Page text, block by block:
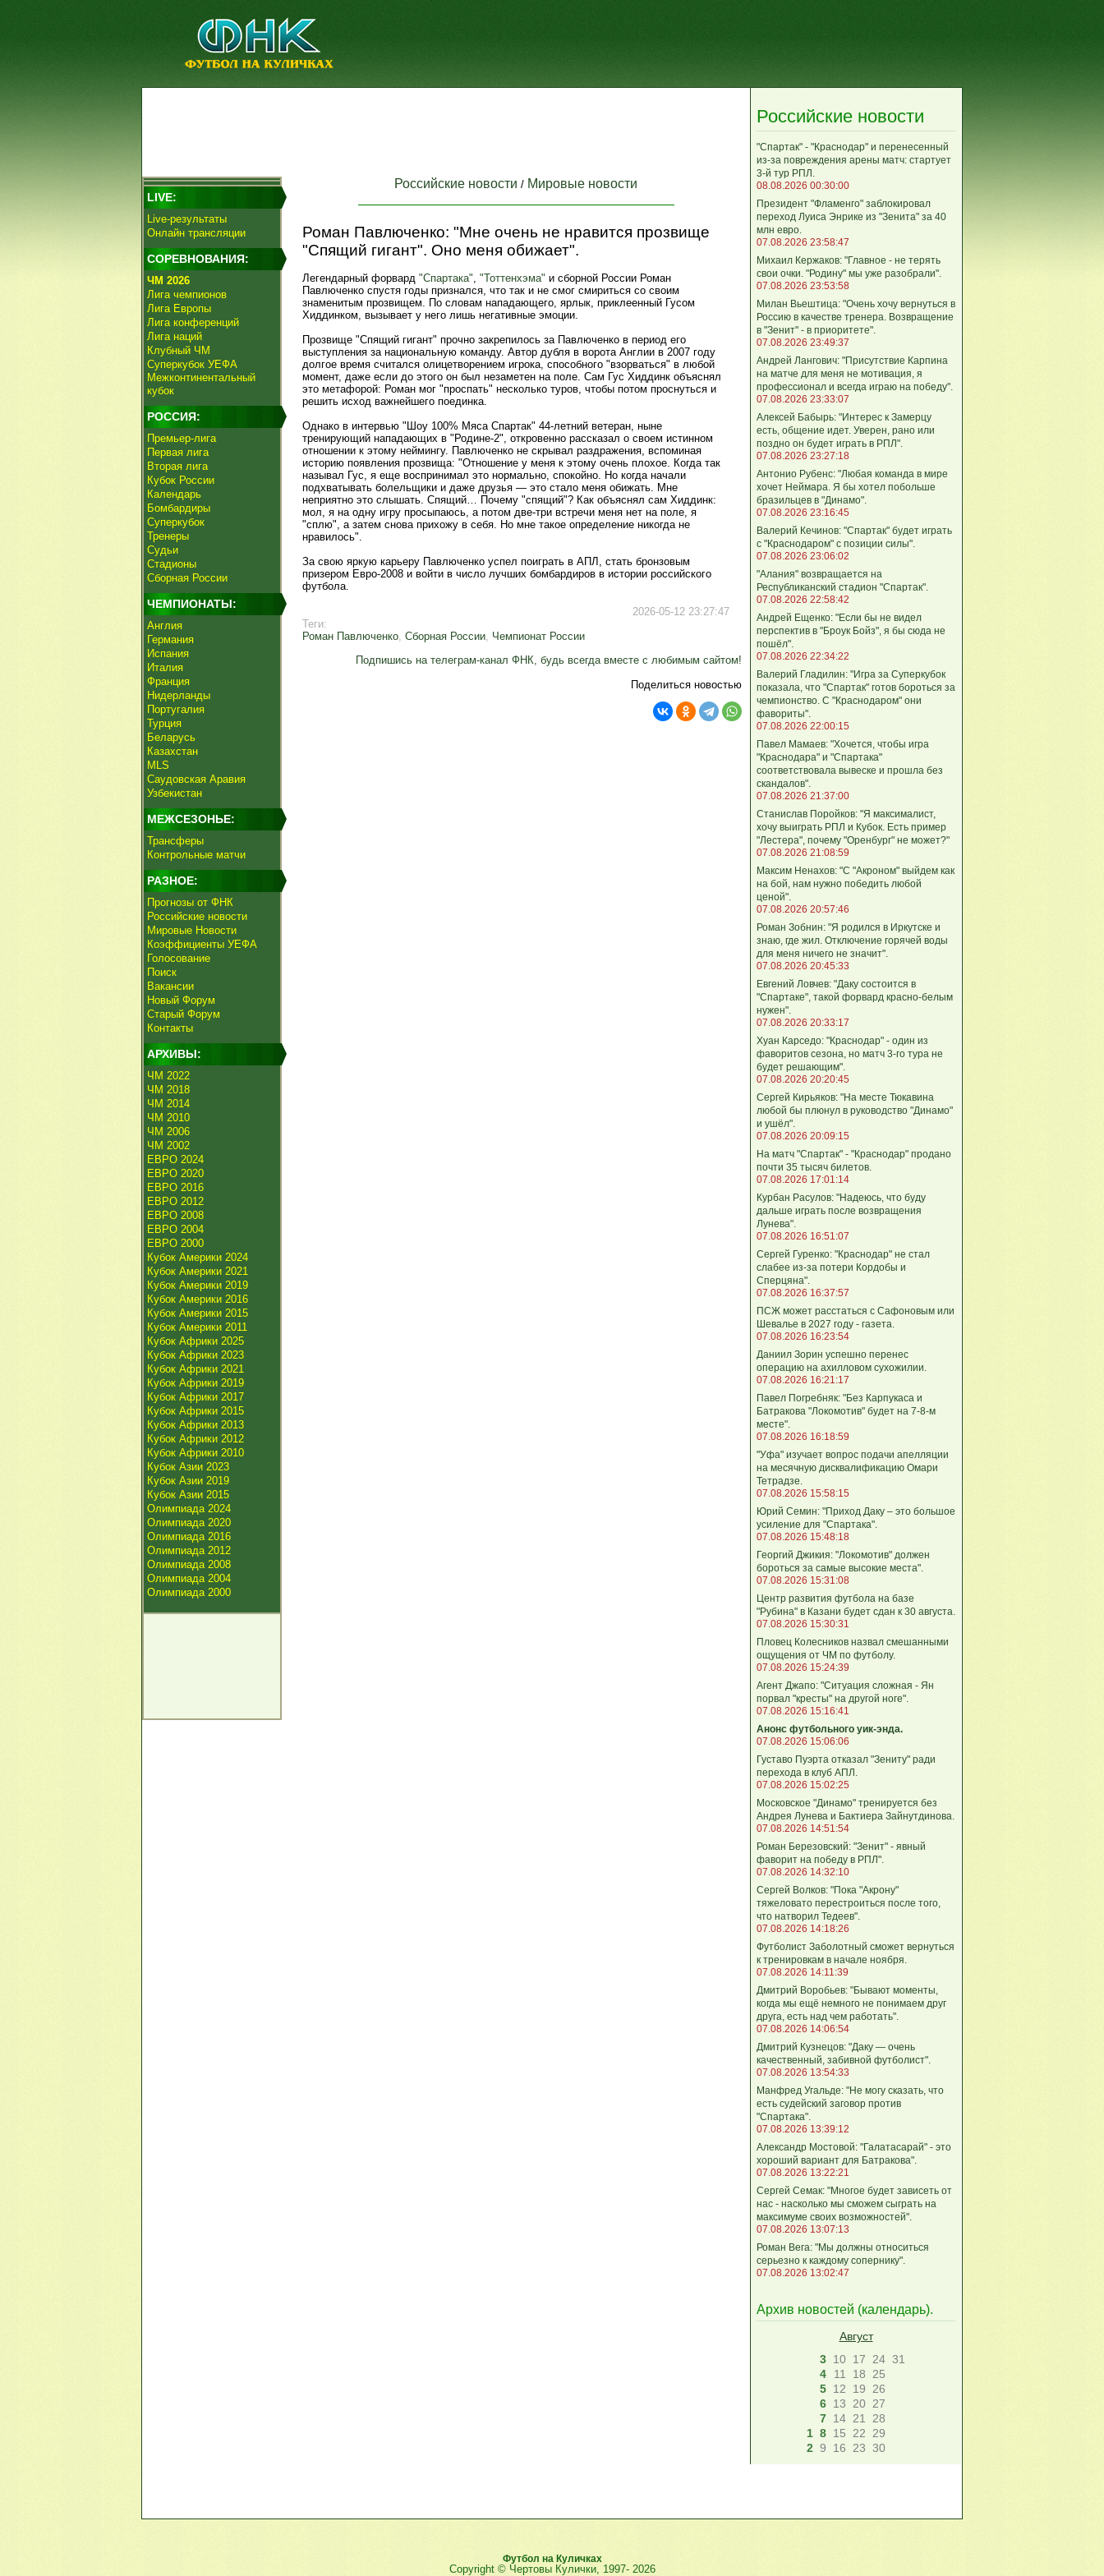
LIVE:
Live-результаты
Онлайн трансляции
СОРЕВНОВАНИЯ:
ЧМ 2026
Лига чемпионов
Лига Европы
Лига конференций
Лига наций
Клубный ЧМ
Суперкубок УЕФА
Межконтинентальный
кубок
РОССИЯ:
Премьер-лига
Первая лига
Вторая лига
Кубок России
Календарь
Бомбардиры
Суперкубок
Тренеры
Судьи
Стадионы
Сборная России
ЧЕМПИОНАТЫ:
Англия
Германия
Испания
Италия
Франция
Нидерланды
Португалия
Турция
Беларусь
Казахстан
MLS
Саудовская Аравия
Узбекистан
МЕЖСЕЗОНЬЕ:
Трансферы
Контрольные матчи
РАЗНОЕ:
Прогнозы от ФНК
Российские новости
Мировые Новости
Коэффициенты УЕФА
Голосование
Поиск
Вакансии
Новый Форум
Старый Форум
Контакты
АРХИВЫ:
ЧМ 2022
ЧМ 2018
ЧМ 2014
ЧМ 2010
ЧМ 2006
ЧМ 2002
ЕВРО 2024
ЕВРО 2020
ЕВРО 2016
ЕВРО 2012
ЕВРО 2008
ЕВРО 2004
ЕВРО 2000
Кубок Америки 2024
Кубок Америки 2021
Кубок Америки 2019
Кубок Америки 2016
Кубок Америки 2015
Кубок Америки 2011
Кубок Африки 2025
Кубок Африки 2023
Кубок Африки 2021
Кубок Африки 2019
Кубок Африки 2017
Кубок Африки 2015
Кубок Африки 2013
Кубок Африки 2012
Кубок Африки 2010
Кубок Азии 2023
Кубок Азии 2019
Кубок Азии 2015
Олимпиада 2024
Олимпиада 2020
Олимпиада 2016
Олимпиада 2012
Олимпиада 2008
Олимпиада 2004
Олимпиада 2000
Российские новости / Мировые новости
Роман Павлюченко: "Мне очень не нравится прозвище
"Спящий гигант". Оно меня обижает".
Легендарный форвард "Спартака", "Тоттенхэма" и сборной России Роман
Павлюченко спустя годы признался, что так и не смог смириться со своим
знаменитым прозвищем. По словам нападающего, ярлык, приклеенный Гусом
Хиддинком, вызывает у него лишь негативные эмоции.
Прозвище "Спящий гигант" прочно закрепилось за Павлюченко в период его
выступления за национальную команду. Автор дубля в ворота Англии в 2007 году
долгое время считался олицетворением игрока, способного "взорваться" в любой
момент, даже если до этого он был незаметен на поле. Сам Гус Хиддинк объяснял
это метафорой: Роман мог "проспать" несколько туров, чтобы потом проснуться и
решить исход важнейшего поединка.
Однако в интервью "Шоу 100% Мяса Спартак" 44-летний ветеран, ныне
тренирующий нападающих в "Родине-2", откровенно рассказал о своем истинном
отношении к этому неймингу. Павлюченко не скрывал раздражения, вспоминая
историю появления прозвища: "Отношение у меня к этому очень плохое. Когда так
называл Гус, я еще воспринимал это нормально, спокойно. Но когда начали
подхватывать болельщики и даже друзья — это стало меня обижать. Мне
неприятно это слышать. Спящий… Почему "спящий"? Как объяснял сам Хиддинк:
мол, я на одну игру просыпаюсь, а потом две-три встречи меня нет на поле, я
"сплю", а затем снова прихожу в себя. Но мне такое определение никогда не
нравилось".
За свою яркую карьеру Павлюченко успел поиграть в АПЛ, стать бронзовым
призером Евро-2008 и войти в число лучших бомбардиров в истории российского
футбола.
2026-05-12 23:27:47
Теги:
Роман Павлюченко, Сборная России, Чемпионат России
Подпишись на телеграм-канал ФНК, будь всегда вместе с любимым сайтом!
Поделиться новостью
Российские новости
"Спартак" - "Краснодар" и перенесенный
из-за повреждения арены матч: стартует
3-й тур РПЛ.
08.08.2026 00:30:00
Президент "Фламенго" заблокировал
переход Луиса Энрике из "Зенита" за 40
млн евро.
07.08.2026 23:58:47
Михаил Кержаков: "Главное - не терять
свои очки. "Родину" мы уже разобрали".
07.08.2026 23:53:58
Милан Вьештица: "Очень хочу вернуться в
Россию в качестве тренера. Возвращение
в "Зенит" - в приоритете".
07.08.2026 23:49:37
Андрей Лангович: "Присутствие Карпина
на матче для меня не мотивация, я
профессионал и всегда играю на победу".
07.08.2026 23:33:07
Алексей Бабырь: "Интерес к Замерцу
есть, общение идет. Уверен, рано или
поздно он будет играть в РПЛ".
07.08.2026 23:27:18
Антонио Рубенс: "Любая команда в мире
хочет Неймара. Я бы хотел побольше
бразильцев в "Динамо".
07.08.2026 23:16:45
Валерий Кечинов: "Спартак" будет играть
с "Краснодаром" с позиции силы".
07.08.2026 23:06:02
"Алания" возвращается на
Республиканский стадион "Спартак".
07.08.2026 22:58:42
Андрей Ещенко: "Если бы не видел
перспектив в "Броук Бойз", я бы сюда не
пошёл".
07.08.2026 22:34:22
Валерий Гладилин: "Игра за Суперкубок
показала, что "Спартак" готов бороться за
чемпионство. С "Краснодаром" они
фавориты".
07.08.2026 22:00:15
Павел Мамаев: "Хочется, чтобы игра
"Краснодара" и "Спартака"
соответствовала вывеске и прошла без
скандалов".
07.08.2026 21:37:00
Станислав Поройков: "Я максималист,
хочу выиграть РПЛ и Кубок. Есть пример
"Лестера", почему "Оренбург" не может?"
07.08.2026 21:08:59
Максим Ненахов: "С "Акроном" выйдем как
на бой, нам нужно победить любой
ценой".
07.08.2026 20:57:46
Роман Зобнин: "Я родился в Иркутске и
знаю, где жил. Отключение горячей воды
для меня ничего не значит".
07.08.2026 20:45:33
Евгений Ловчев: "Даку состоится в
"Спартаке", такой форвард красно-белым
нужен".
07.08.2026 20:33:17
Хуан Карседо: "Краснодар" - один из
фаворитов сезона, но матч 3-го тура не
будет решающим".
07.08.2026 20:20:45
Сергей Кирьяков: "На месте Тюкавина
любой бы плюнул в руководство "Динамо"
и ушёл".
07.08.2026 20:09:15
На матч "Спартак" - "Краснодар" продано
почти 35 тысяч билетов.
07.08.2026 17:01:14
Курбан Расулов: "Надеюсь, что буду
дальше играть после возвращения
Лунева".
07.08.2026 16:51:07
Сергей Гуренко: "Краснодар" не стал
слабее из-за потери Кордобы и
Сперцяна".
07.08.2026 16:37:57
ПСЖ может расстаться с Сафоновым или
Шевалье в 2027 году - газета.
07.08.2026 16:23:54
Даниил Зорин успешно перенес
операцию на ахилловом сухожилии.
07.08.2026 16:21:17
Павел Погребняк: "Без Карпукаса и
Батракова "Локомотив" будет на 7-8-м
месте".
07.08.2026 16:18:59
"Уфа" изучает вопрос подачи апелляции
на месячную дисквалификацию Омари
Тетрадзе.
07.08.2026 15:58:15
Юрий Семин: "Приход Даку – это большое
усиление для "Спартака".
07.08.2026 15:48:18
Георгий Джикия: "Локомотив" должен
бороться за самые высокие места".
07.08.2026 15:31:08
Центр развития футбола на базе
"Рубина" в Казани будет сдан к 30 августа.
07.08.2026 15:30:31
Пловец Колесников назвал смешанными
ощущения от ЧМ по футболу.
07.08.2026 15:24:39
Агент Джапо: "Ситуация сложная - Ян
порвал "кресты" на другой ноге".
07.08.2026 15:16:41
Анонс футбольного уик-энда.
07.08.2026 15:06:06
Густаво Пуэрта отказал "Зениту" ради
перехода в клуб АПЛ.
07.08.2026 15:02:25
Московское "Динамо" тренируется без
Андрея Лунева и Бактиера Зайнутдинова.
07.08.2026 14:51:54
Роман Березовский: "Зенит" - явный
фаворит на победу в РПЛ".
07.08.2026 14:32:10
Сергей Волков: "Пока "Акрону"
тяжеловато перестроиться после того,
что натворил Тедеев".
07.08.2026 14:18:26
Футболист Заболотный сможет вернуться
к тренировкам в начале ноября.
07.08.2026 14:11:39
Дмитрий Воробьев: "Бывают моменты,
когда мы ещё немного не понимаем друг
друга, есть над чем работать".
07.08.2026 14:06:54
Дмитрий Кузнецов: "Даку — очень
качественный, забивной футболист".
07.08.2026 13:54:33
Манфред Угальде: "Не могу сказать, что
есть судейский заговор против
"Спартака".
07.08.2026 13:39:12
Александр Мостовой: "Галатасарай" - это
хороший вариант для Батракова".
07.08.2026 13:22:21
Сергей Семак: "Многое будет зависеть от
нас - насколько мы сможем сыграть на
максимуме своих возможностей".
07.08.2026 13:07:13
Роман Вега: "Мы должны относиться
серьезно к каждому сопернику".
07.08.2026 13:02:47
Архив новостей (календарь).
Август
3 10 17 24 31
4
11 18
25
5 12 19
26
6 13 20 27
7 14 21
28
1 8 15 22
29
2 9 16 23 30
Футбол на Куличках
Copyright © Чертовы Кулички, 1997- 2026